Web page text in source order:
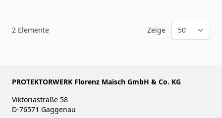
2 Elemente Zeige
PROTEKTORWERK Florenz Maisch GmbH & Co. KG
Viktoriastraße 58
D-76571 Gaggenau